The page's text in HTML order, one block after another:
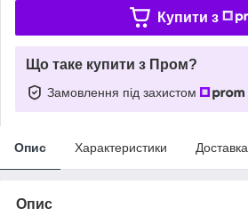
Купити з
Що таке купити з Пром?
Замовлення під захистом
Опис Характеристики Доставка
Опис